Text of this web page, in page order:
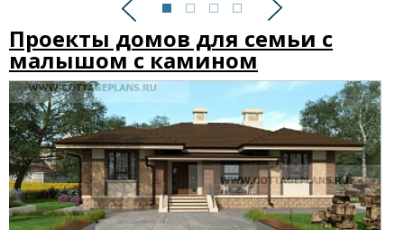
Предыдущий Следующий
Проекты домов для семьи с
малышом с камином